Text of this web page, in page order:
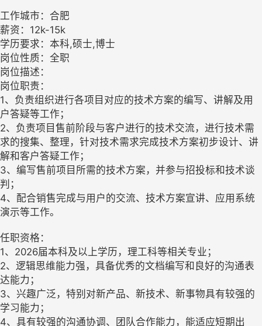
工作城市：合肥
薪资：12k-15k
学历要求：本科,硕士,博士
岗位性质：全职
岗位描述：
岗位职责：
1、负责组织进行各项目对应的技术方案的编写、讲解及用
户答疑等工作；
2、负责项目售前阶段与客户进行的技术交流，进行技术需
求的搜集、整理，针对技术需求完成技术方案初步设计、讲
解和客户答疑工作；
3、编写售前项目所需的技术方案，并参与招投标和技术谈
判；
4、配合销售完成与用户的交流、技术方案宣讲、应用系统
演示等工作。
任职资格：
1、2026届本科及以上学历，理工科等相关专业；
2、逻辑思维能力强，具备优秀的文档编写和良好的沟通表
达能力；
3、兴趣广泛，特别对新产品、新技术、新事物具有较强的
学习能力；
4、具有较强的沟通协调、团队合作能力，能适应短期出